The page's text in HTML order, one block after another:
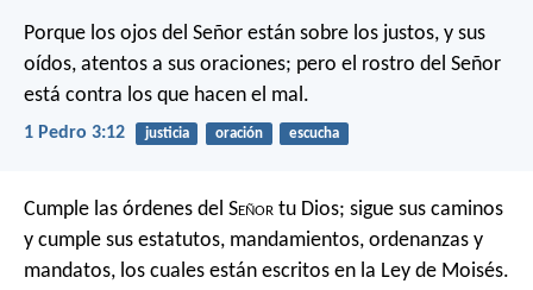
Porque los ojos del Señor están sobre los justos, y sus
oídos, atentos a sus oraciones; pero el rostro del Señor
está contra los que hacen el mal.
1 Pedro 3:12 justicia oración escucha
Cumple las órdenes del Señor tu Dios; sigue sus caminos
y cumple sus estatutos, mandamientos, ordenanzas y
mandatos, los cuales están escritos en la Ley de Moisés.